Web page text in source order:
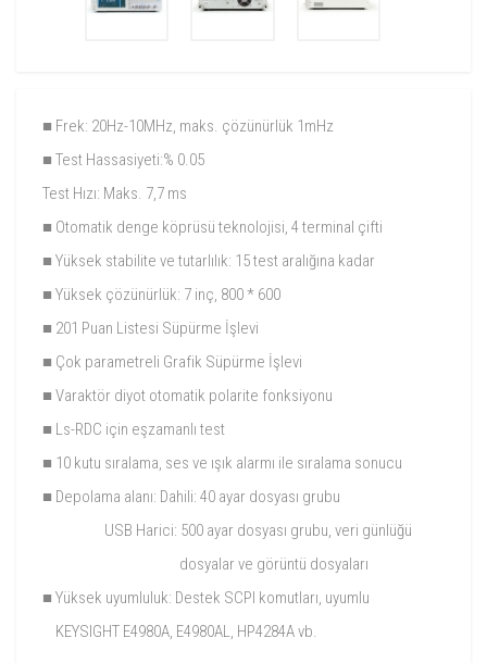
■ Frek: 20Hz-10MHz, maks. çözünürlük 1mHz
■ Test Hassasiyeti:% 0.05
Test Hızı: Maks. 7,7 ms
■ Otomatik denge köprüsü teknolojisi, 4 terminal çifti
■ Yüksek stabilite ve tutarlılık: 15 test aralığına kadar
■ Yüksek çözünürlük: 7 inç, 800 * 600
■ 201 Puan Listesi Süpürme İşlevi
■ Çok parametreli Grafik Süpürme İşlevi
■ Varaktör diyot otomatik polarite fonksiyonu
■ Ls-RDC için eşzamanlı test
■ 10 kutu sıralama, ses ve ışık alarmı ile sıralama sonucu
■ Depolama alanı: Dahili: 40 ayar dosyası grubu
USB Harici: 500 ayar dosyası grubu, veri günlüğü
dosyalar ve görüntü dosyaları
■ Yüksek uyumluluk: Destek SCPI komutları, uyumlu
KEYSIGHT E4980A, E4980AL, HP4284A vb.